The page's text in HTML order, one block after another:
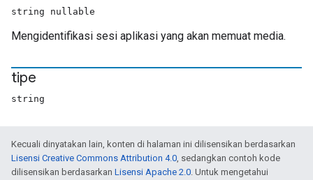
string nullable
Mengidentifikasi sesi aplikasi yang akan memuat media.
tipe
string
Kecuali dinyatakan lain, konten di halaman ini dilisensikan berdasarkan
Lisensi Creative Commons Attribution 4.0, sedangkan contoh kode
dilisensikan berdasarkan Lisensi Apache 2.0. Untuk mengetahui